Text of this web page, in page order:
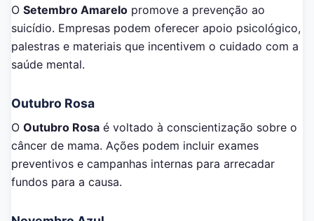
O Setembro Amarelo promove a prevenção ao
suicídio. Empresas podem oferecer apoio psicológico,
palestras e materiais que incentivem o cuidado com a
saúde mental.
Outubro Rosa
O Outubro Rosa é voltado à conscientização sobre o
câncer de mama. Ações podem incluir exames
preventivos e campanhas internas para arrecadar
fundos para a causa.